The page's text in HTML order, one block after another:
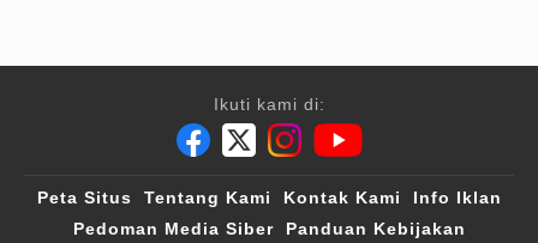
Ikuti kami di:
Peta Situs Tentang Kami Kontak Kami
Info Iklan
Pedoman Media Siber
Panduan Kebijakan